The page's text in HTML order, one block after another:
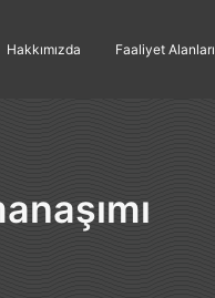
Hakkımızda Faaliyet Alanları